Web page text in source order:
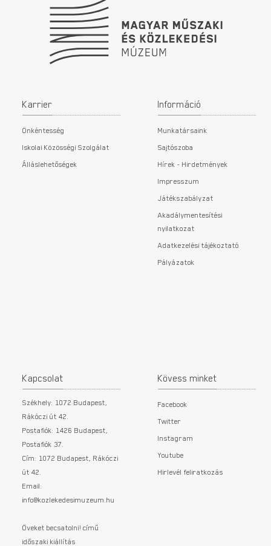
Karrier
Önkéntesség
Iskolai Közösségi Szolgálat
Álláslehetőségek
Információ
Munkatársaink
Sajtószoba
Hírek - Hirdetmények
Impresszum
Játékszabályzat
Akadálymentesítési
nyilatkozat
Adatkezelési tájékoztató
Pályázatok
Kapcsolat
Székhely: 1072 Budapest,
Rákóczi út 42.
Postafiók: 1426 Budapest,
Postafiók 37.
Cím: 1072 Budapest, Rákóczi
út 42.
Email:
info@kozlekedesimuzeum.hu
Öveket becsatolni! című
időszaki kiállítás
Kövess minket
Facebook
Twitter
Instagram
Youtube
Hirlevél feliratkozás